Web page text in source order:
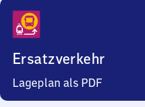
Ersatzverkehr
Lageplan als PDF